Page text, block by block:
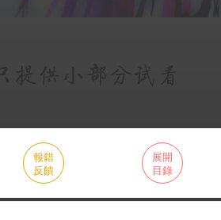
報錯
反饋
展開
目錄